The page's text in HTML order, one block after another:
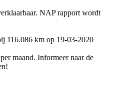
NAP rapport wordt
116.086 km op 19-03-2020
maand. Informeer naar de